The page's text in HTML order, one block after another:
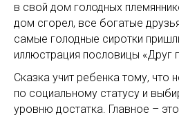
в свой дом голодных
дом сгорел, все богатые
самые голодные сиротки
иллюстрация пословицы «Друг
Сказка учит ребенка тому, что
по социальному статусу и
уровню достатка. Главное –